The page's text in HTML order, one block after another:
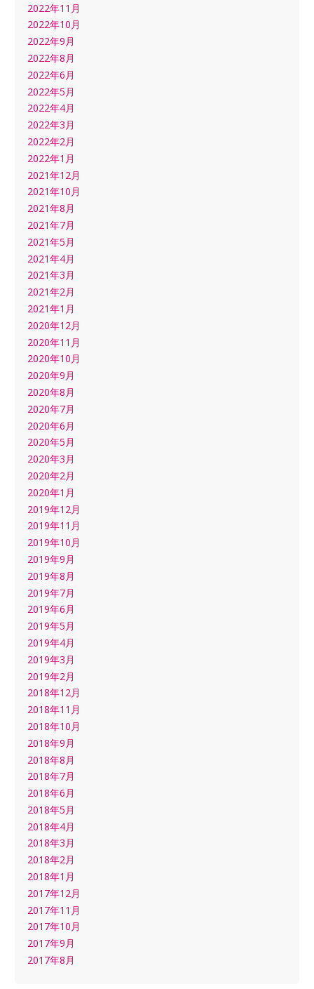
2022年11月
2022年10月
2022年9月
2022年8月
2022年6月
2022年5月
2022年4月
2022年3月
2022年2月
2022年1月
2021年12月
2021年10月
2021年8月
2021年7月
2021年5月
2021年4月
2021年3月
2021年2月
2021年1月
2020年12月
2020年11月
2020年10月
2020年9月
2020年8月
2020年7月
2020年6月
2020年5月
2020年3月
2020年2月
2020年1月
2019年12月
2019年11月
2019年10月
2019年9月
2019年8月
2019年7月
2019年6月
2019年5月
2019年4月
2019年3月
2019年2月
2018年12月
2018年11月
2018年10月
2018年9月
2018年8月
2018年7月
2018年6月
2018年5月
2018年4月
2018年3月
2018年2月
2018年1月
2017年12月
2017年11月
2017年10月
2017年9月
2017年8月